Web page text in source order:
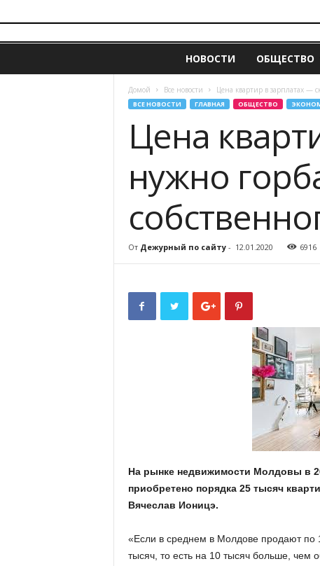
z
e
НОВОСТИ ОБЩЕСТВО
Домой Все новости Цена квартир в зарплатах —
ВСЕ НОВОСТИ ГЛАВНАЯ ОБЩЕСТВО
Цена
нужно
От Дежурный по сайту- 12.01.2020 6916
На рынке недвижимости Молдовы в
приобретено порядка 25 тысяч
Вячеслав Ионицэ.
«Если в среднем в Молдове продают по
тысяч, то есть на 10 тысяч больше, чем